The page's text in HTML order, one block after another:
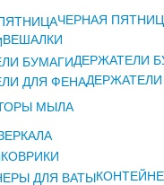
ЧЕРНАЯ
ВЕШАЛКИ
ДЕРЖАТЕЛИ
МЫЛА
КОВРИКИ